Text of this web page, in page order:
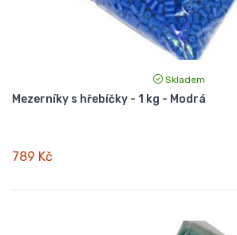
Skladem
Mezerníky s hřebíčky - 1 kg - Modrá
789 Kč